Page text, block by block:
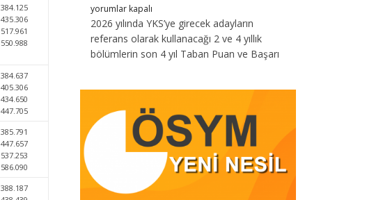
384.125
435.306
517.961
550.988
384.637
405.306
434.650
447.705
385.791
447.657
537.253
586.090
388.187
yorumlar kapalı
2026 yılında YKS’ye girecek adayların
referans olarak kullanacağı 2 ve 4 yıllık
bölümlerin son 4 yıl Taban Puan ve Başarı